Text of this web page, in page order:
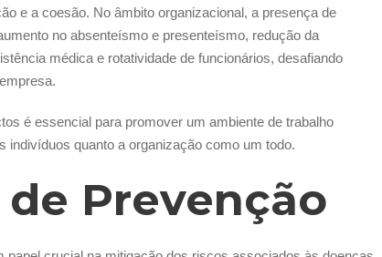
e a coesão. No âmbito organizacional, a presença de
no absenteísmo e presenteísmo, redução da
médica e rotatividade de funcionários, desafiando
é essencial para promover um ambiente de trabalho
indivíduos quanto a organização como um todo.
Prevenção